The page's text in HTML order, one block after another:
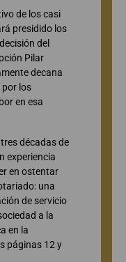
de los casi
presidido los
del
Pilar
decana
por los
en esa
décadas de
experiencia
en ostentar
una
de servicio
a la
en la
páginas 12 y